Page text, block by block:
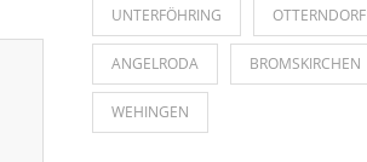
UNTERFÖHRING OTTERNDORF
ANGELRODA BROMSKIRCHEN
WEHINGEN